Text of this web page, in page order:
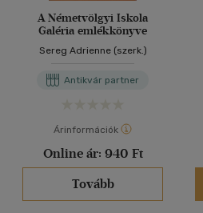
A Németvölgyi Iskola
Galéria emlékkönyve
Sereg Adrienne (szerk.)
Antikvár partner
Árinformációk
Online ár: 940 Ft
Tovább